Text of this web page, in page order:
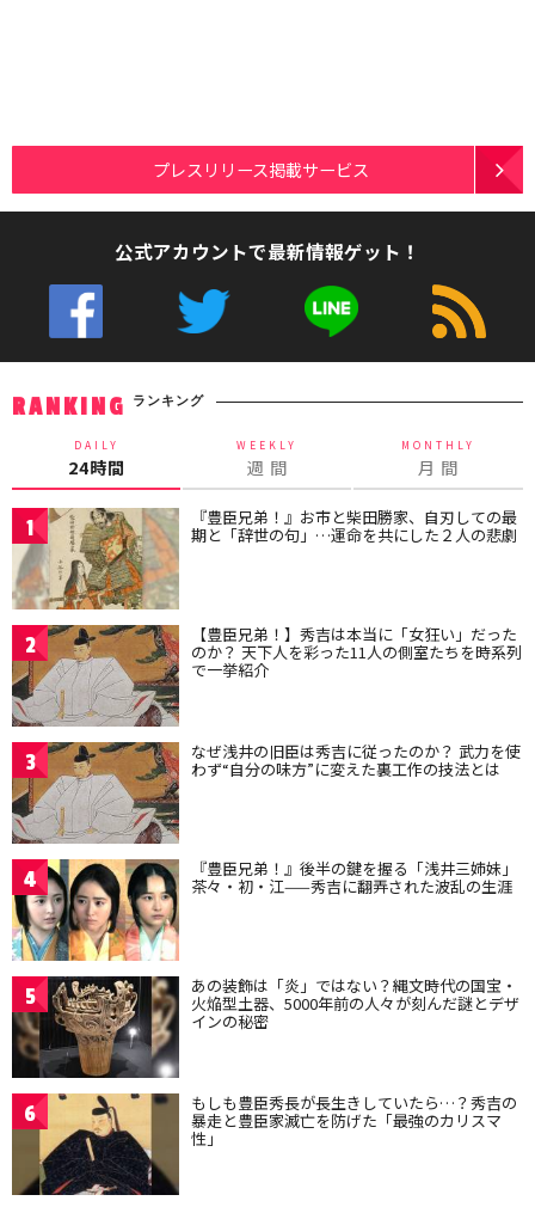
プレスリリース掲載サービス
公式アカウントで最新情報ゲット！
RANKING ランキング
DAILY
24時間
WEEKLY
週 間
MONTHLY
月 間
1 『豊臣兄弟！』お市と柴田勝家、自刃しての最
期と「辞世の句」…運命を共にした２人の悲劇
2 【豊臣兄弟！】秀吉は本当に「女狂い」だった
のか？ 天下人を彩った11人の側室たちを時系列
で一挙紹介
3 なぜ浅井の旧臣は秀吉に従ったのか？ 武力を使
わず“自分の味方”に変えた裏工作の技法とは
4 『豊臣兄弟！』後半の鍵を握る「浅井三姉妹」
茶々・初・江——秀吉に翻弄された波乱の生涯
5 あの装飾は「炎」ではない？縄文時代の国宝・
火焔型土器、5000年前の人々が刻んだ謎とデザ
インの秘密
6 もしも豊臣秀長が長生きしていたら…？秀吉の
暴走と豊臣家滅亡を防げた「最強のカリスマ
性」